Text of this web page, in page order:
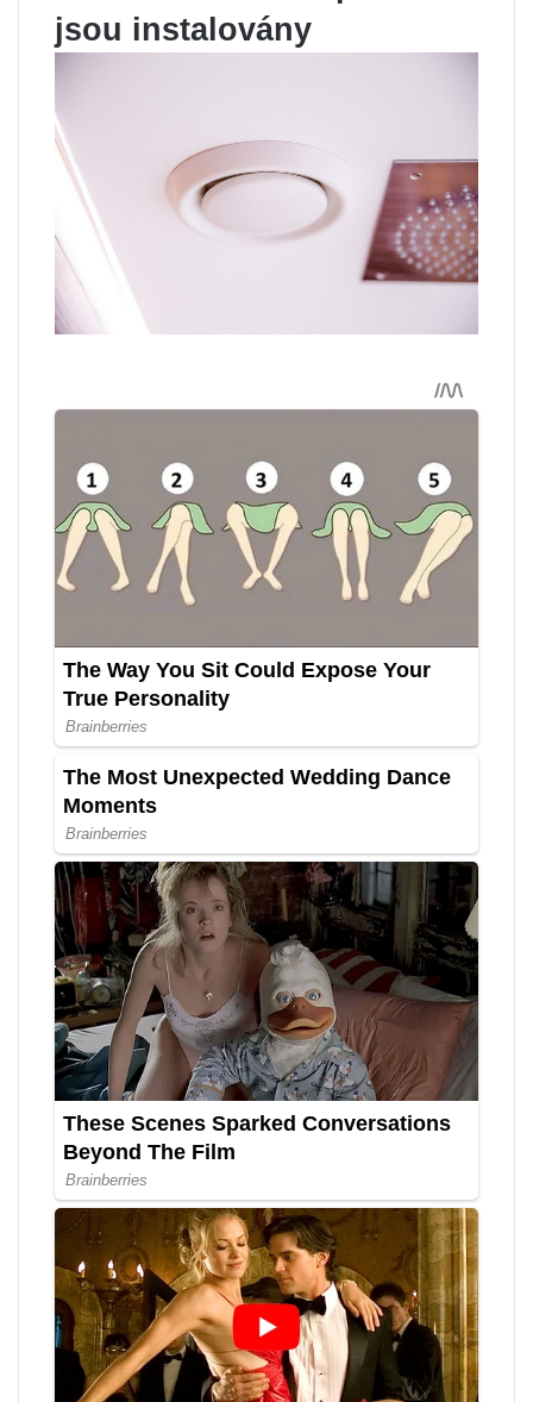
jsou instalovány